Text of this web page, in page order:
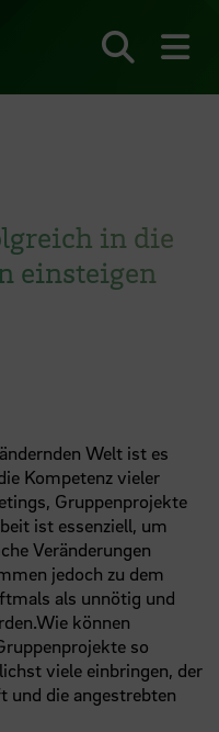
in die
einsteigen
Welt ist es
Kompetenz vieler
Gruppenprojekte
ist essenziell, um
Veränderungen
jedoch zu dem
als unnötig und
können
so
viele einbringen, der
und die angestrebten